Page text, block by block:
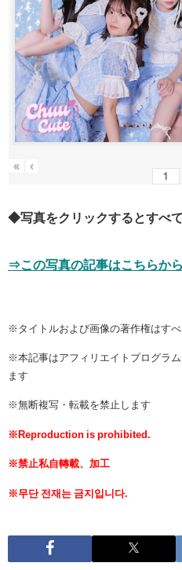
« ‹
◆写真をクリックするとすべ
⇒この写真の記事はこちらか
※タイトルおよび画像の著作権はす
※本記事はアフィリエイトプログラ
ます
※無断複写・転載を禁止します
※Reproduction is prohibited.
※禁止私自轉載、加工
※무단 전재는 금지입니다.